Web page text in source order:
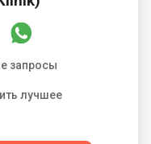
запросы
лучшее